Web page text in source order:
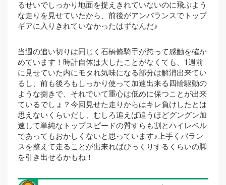
るせいでしっかり地面を捉えきれていないのに飛ぶよう
な走りを見せていたから、前後がアンバランスでトップ
ギアに入りきれていなかったはずなんだ♪
当週の追い切りは同じく石橋脩騎手が跨って感触を確か
めています！時計自体は大したことがなくても、1週前
に見せていた内にモタれ気味になる部分は解消出来てい
るし、前も後ろもしっかり使って加速出来る四輪駆動の
ような捌きで、それでいて重心は低めに保つことが出来
ているでしょ？今回見せた走りからはキレ負けしたとは
思えないくらいだし、むしろ追えば追うほどグングン加
速して単純なトップスピードの質すらも割とハイレベル
であってもおかしくないと思っています♪上手くバラン
スを整えて走ることが出来ればびっくりするくらいの脚
を引き出せるかもね！